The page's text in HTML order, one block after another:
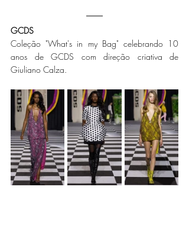
GCDS
Coleção "What's in my Bag" celebrando 10
anos de GCDS com direção criativa de
Giuliano Calza.